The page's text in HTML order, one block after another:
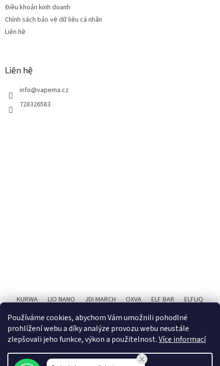
Používáme cookies, abychom Vám umožnili pohodlné
prohlížení webu a díky analýze provozu webu neustále
zlepšovali jeho funkce, výkon a použitelnost.Více informací
n
Điều khoản kinh doanh
Chính sách bảo vệ dữ liệu cá nhân
Liên hệ
Liên hệ
info@vapema.cz
728326583
KURWA LIO NANO JDI MARCH OXVA ELF BAR
ELFLIQ
SYX BAR
RITCHY POPIČ! X4 BAR JUICE
Được tạo bởi Shoptet Premium